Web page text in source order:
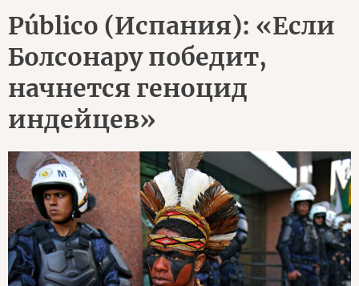
Público (Испания): «Если
Болсонару победит,
начнется геноцид
индейцев»